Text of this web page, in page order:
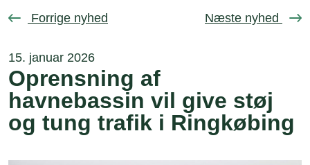
Forrige nyhed Næste nyhed
15. januar 2026
Oprensning af
havnebassin vil give støj
og tung trafik i Ringkøbing